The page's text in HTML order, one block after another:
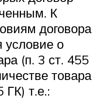
К
договора
условие о
(п. 3 ст. 455
товара
ГК) т.е.: